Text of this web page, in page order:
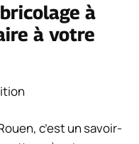
à
à votre
c’est un savoir-